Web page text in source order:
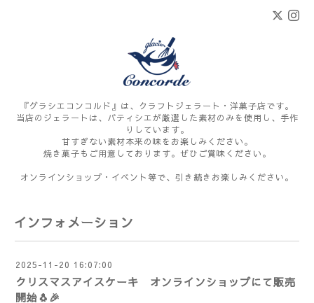
『グラシエコンコルド』は、クラフトジェラート・洋菓子店です。
当店のジェラートは、パティシエが厳選した素材のみを使用し、手作
りしています。
甘すぎない素材本来の味をお楽しみください。
焼き菓子もご用意しております。ぜひご賞味ください。
オンラインショップ・イベント等で、引き続きお楽しみください。
インフォメーション
2025-11-20 16:07:00
クリスマスアイスケーキ オンラインショップにて販売
開始🐧🎉